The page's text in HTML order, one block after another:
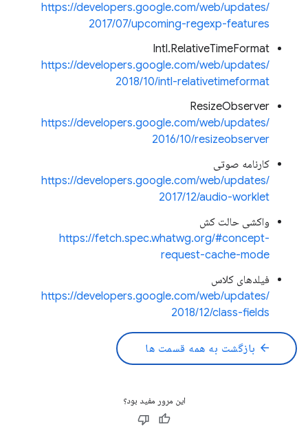
https://developers.google.com/web/updates/
2017/07/upcoming-regexp-features
Intl.RelativeTimeFormat
https://developers.google.com/web/updates/
2018/10/intl-relativetimeformat
ResizeObserver
https://developers.google.com/web/updates/
2016/10/resizeobserver
کارنامه صوتی
https://developers.google.com/web/updates/
2017/12/audio-worklet
واکشی حالت کش
https://fetch.spec.whatwg.org/#concept-
request-cache-mode
فیلدهای کلاس
https://developers.google.com/web/updates/
2018/12/class-fields
arrow_back بازگشت به همه قسمت ها
این مرور مفید بود؟